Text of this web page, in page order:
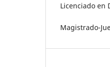
Licenciado en
Magistrado-